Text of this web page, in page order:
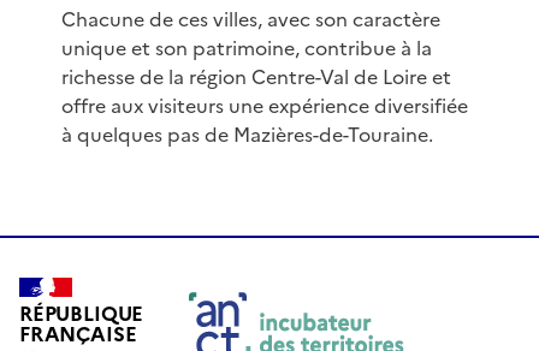
Chacune de ces villes, avec son caractère
unique et son patrimoine, contribue à la
richesse de la région Centre-Val de Loire et
offre aux visiteurs une expérience diversifiée
à quelques pas de Mazières-de-Touraine.
RÉPUBLIQUE
FRANÇAISE